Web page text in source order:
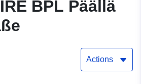
BPL Päällä
Actions